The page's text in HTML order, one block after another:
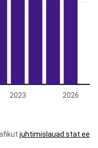
2023 2026
juhtimislauad.stat.ee